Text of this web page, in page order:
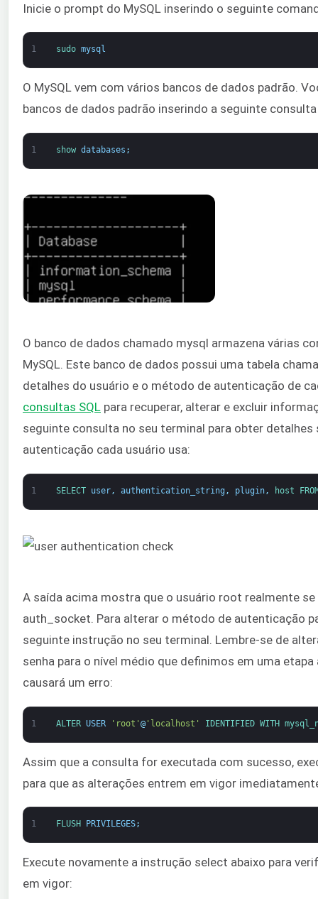
Inicie o prompt do MySQL inserindo o seguinte
1 sudo mysql
O MySQL vem com vários bancos de dados padrão.
bancos de dados padrão inserindo a seguinte
1 show databases ;
O banco de dados chamado mysql armazena várias
MySQL. Este banco de dados possui uma tabela
detalhes do usuário e o método de autenticação de
consultas SQL para recuperar, alterar e excluir
seguinte consulta no seu terminal para obter
autenticação cada usuário usa:
1 SELECT user, authentication_string , plugin, host
A saída acima mostra que o usuário root realmente
auth_socket. Para alterar o método de autenticação
seguinte instrução no seu terminal. Lembre-se de
senha para o nível médio que definimos em uma
causará um erro:
1 ALTER USER 'root' @'localhost' IDENTIFIED WITH
Assim que a consulta for executada com sucesso,
para que as alterações entrem em vigor
1 FLUSH PRIVILEGES;
Execute novamente a instrução select abaixo para
em vigor: